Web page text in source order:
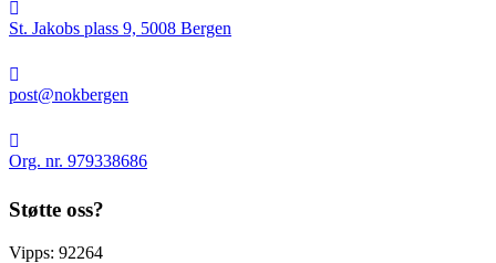
Jakobs
5008
Bergen
St. Jakobs plass 9, 5008 Bergen
post@nokbergen
nr.
Org. nr. 979338686
Støtte oss?
Vipps: 92264